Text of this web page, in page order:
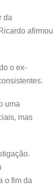
da
afirmou
o ex-
uma
mas
o fim da